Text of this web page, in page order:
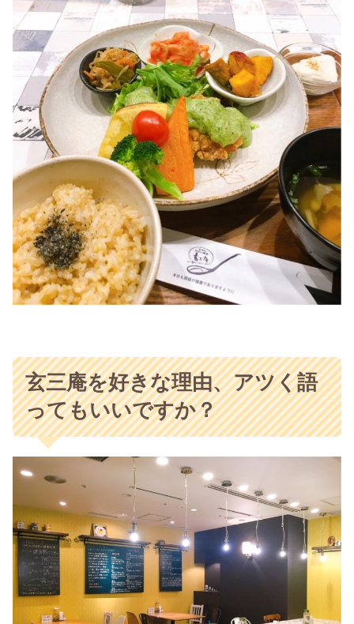
玄三庵を好きな理由、アツく語
ってもいいですか？